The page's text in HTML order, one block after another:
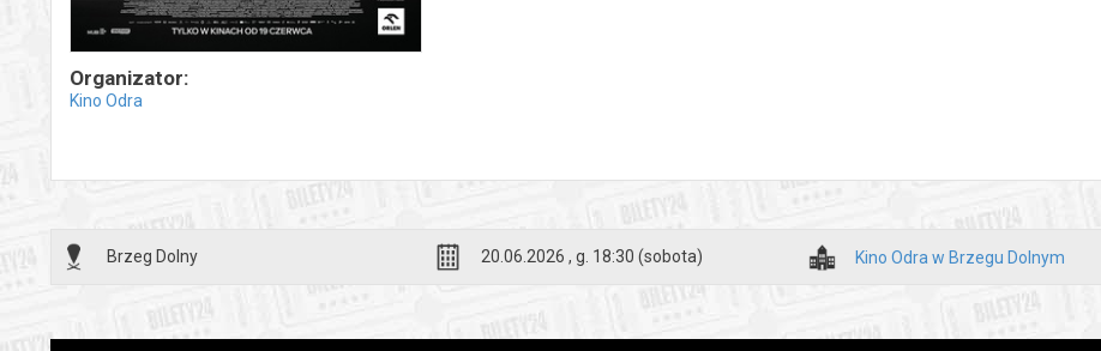
Organizator:
Kino Odra
Brzeg Dolny 20.06.2026 , g. 18:30 (sobota) Kino Odra w Brzegu Dolnym